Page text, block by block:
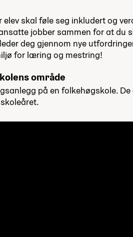
elev skal føle seg inkludert og
jobber sammen for at du
deg gjennom nye
for læring og mestring!
område
på en folkehøgskole.